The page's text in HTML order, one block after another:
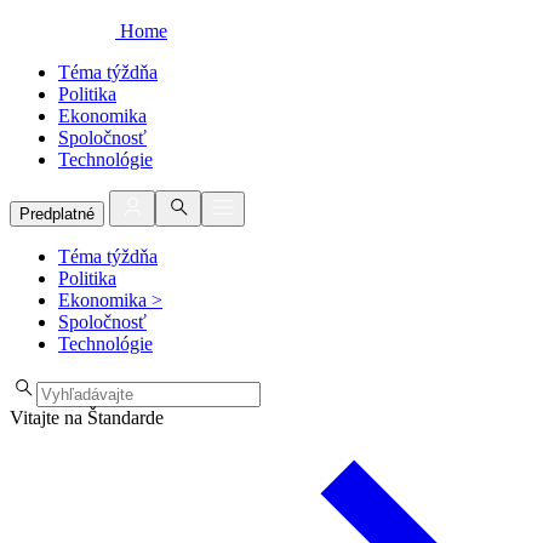
Home
Téma týždňa
Politika
Ekonomika
Spoločnosť
Technológie
Predplatné
Téma týždňa
Politika
Ekonomika >
Spoločnosť
Technológie
Vitajte na Štandarde